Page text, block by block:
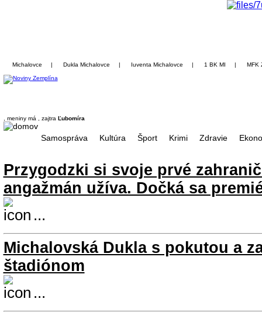
Michalovce | Dukla Michalovce | Iuventa Michalovce | 1 BK MI | MFK
, meniny má , zajtra Ľubomíra
Samospráva Kultúra Šport Krimi Zdravie
Przygodzki si svoje prvé
angažmán užíva. Dočká sa
...
Michalovská Dukla s pokutou a
štadiónom
...